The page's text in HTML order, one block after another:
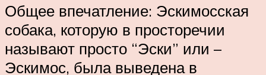
Общее впечатление: Эскимосская
собака, которую в просторечии
называют просто “Эски” или –
Эскимос, была выведена в